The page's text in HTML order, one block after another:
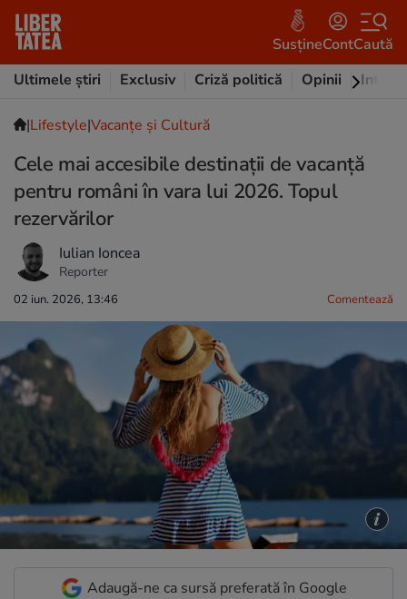
SusțineContCaută
Ultimele știri
Exclusiv Criză politică Opinii
|Lifestyle|Vacanțe și Cultură
Cele mai accesibile destinații de vacanță
pentru români în vara lui 2026. Topul
rezervărilor
Iulian Ioncea
Reporter
02 iun. 2026, 13:46 Comentează
Adaugă-ne ca sursă preferată în Google